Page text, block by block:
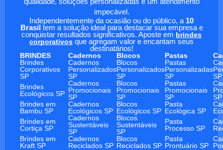
impecável.
Independentemente da ocasião ou do público, a 10
Brasil tem a solução ideal para destacar sua empresa e
conquistar resultados significativos. Aposte em brindes
corporativos que agregam valor e encantam seus
destinatários!
BRINDES
Cadernos Blocos Pastas
Brindes
Corporativos
SP
Cadernos
Personalizados
SP
Blocos
Personalizados
SP
Pastas
Personalizadas
SP
SP
Brindes
Ecológicos SP
Cadernos
Promocionais
SP
Blocos
Promocionais
SP
Pastas
Promocionais
SP
SP
Brindes em
Bambu SP
Cadernos
Ecológicos SP
Blocos
Ecológicos SP
Pasta
Ecológica SP
Brindes em
Cortiça SP
Cadernos
Sustentáveis
SP
Blocos
Sustentáveis
SP
Pasta
Processo SP
Brindes em
Kraft SP
Cadernos
Reciclados SP
Blocos
Reciclados SP
Pasta
Prontuário SP